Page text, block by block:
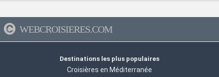
WEBCROISIERES.COM
Destinations les plus populaires
Croisières en Méditerranée